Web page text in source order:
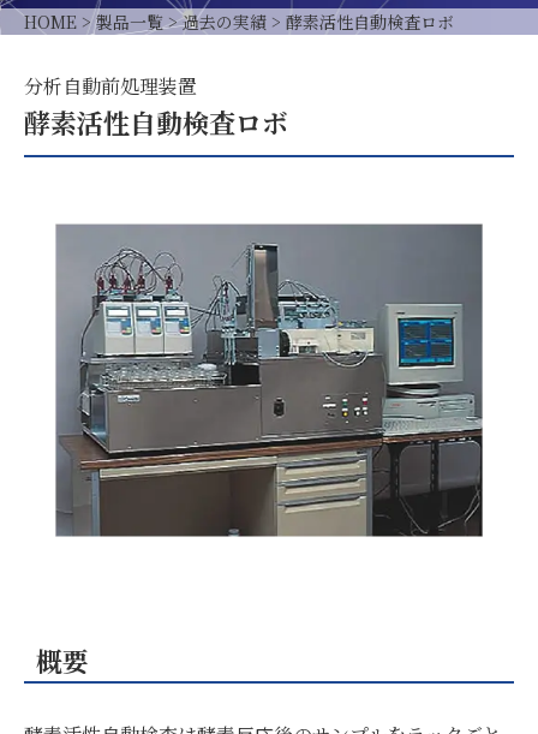
HOME >製品一覧>過去の実績 > 酵素活性自動検査ロボ
分析自動前処理装置
酵素活性自動検査ロボ
概要